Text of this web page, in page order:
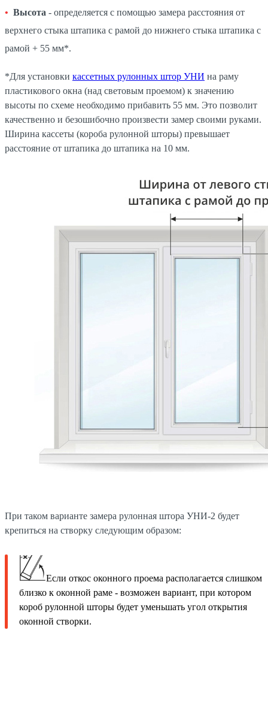
Высота - определяется с помощью замера расстояния от
верхнего стыка штапика с рамой до нижнего стыка штапика с
рамой + 55 мм*.
*Для установки кассетных рулонных штор УНИ на раму
пластикового окна (над световым проемом) к значению
высоты по схеме необходимо прибавить 55 мм. Это позволит
качественно и безошибочно произвести замер своими руками.
Ширина кассеты (короба рулонной шторы) превышает
расстояние от штапика до штапика на 10 мм.
При таком варианте замера рулонная штора УНИ-2 будет
крепиться на створку следующим образом:
Если откос оконного проема располагается слишком
близко к оконной раме - возможен вариант, при котором
короб рулонной шторы будет уменьшать угол открытия
оконной створки.